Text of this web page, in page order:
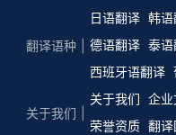
翻译语种
日语翻译 韩
德语翻译 泰
西班牙语翻译
关于我们
关于我们 企
荣誉资质 翻译